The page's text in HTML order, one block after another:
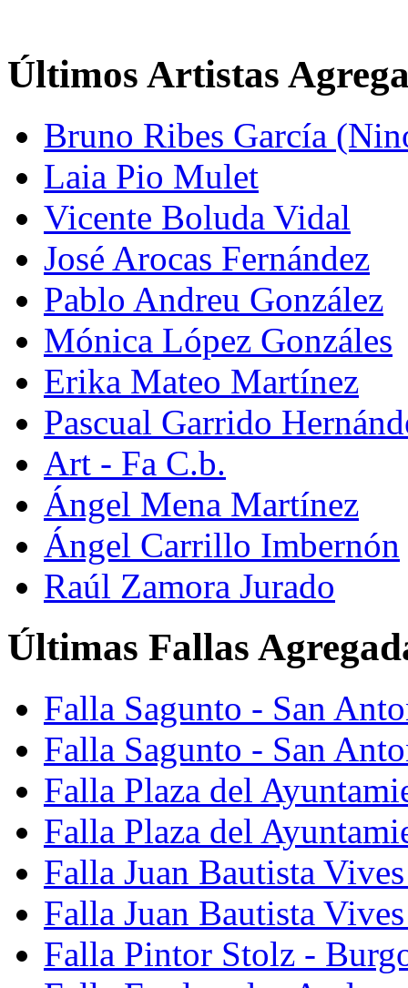
Últimos Artistas
Bruno Ribes García
Laia Pio Mulet
Vicente Boluda Vidal
José Arocas Fernández
Pablo Andreu González
Mónica López Gonzáles
Erika Mateo Martínez
Pascual Garrido
Art - Fa C.b.
Ángel Mena Martínez
Ángel Carrillo Imbernón
Raúl Zamora Jurado
Últimas Fallas
Falla Sagunto - San
Falla Sagunto - San
Falla Plaza del
Falla Plaza del
Falla Juan Bautista
Falla Juan Bautista
Falla Pintor Stolz -